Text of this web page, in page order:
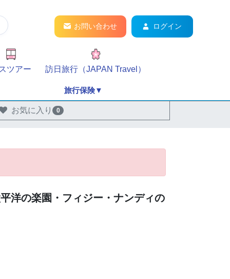
お問い合わせ ログイン
ツアー 訪日旅行（JAPAN Travel）
旅行保険▼
お気に入り 0
洋の楽園・フィジー・ナンディの